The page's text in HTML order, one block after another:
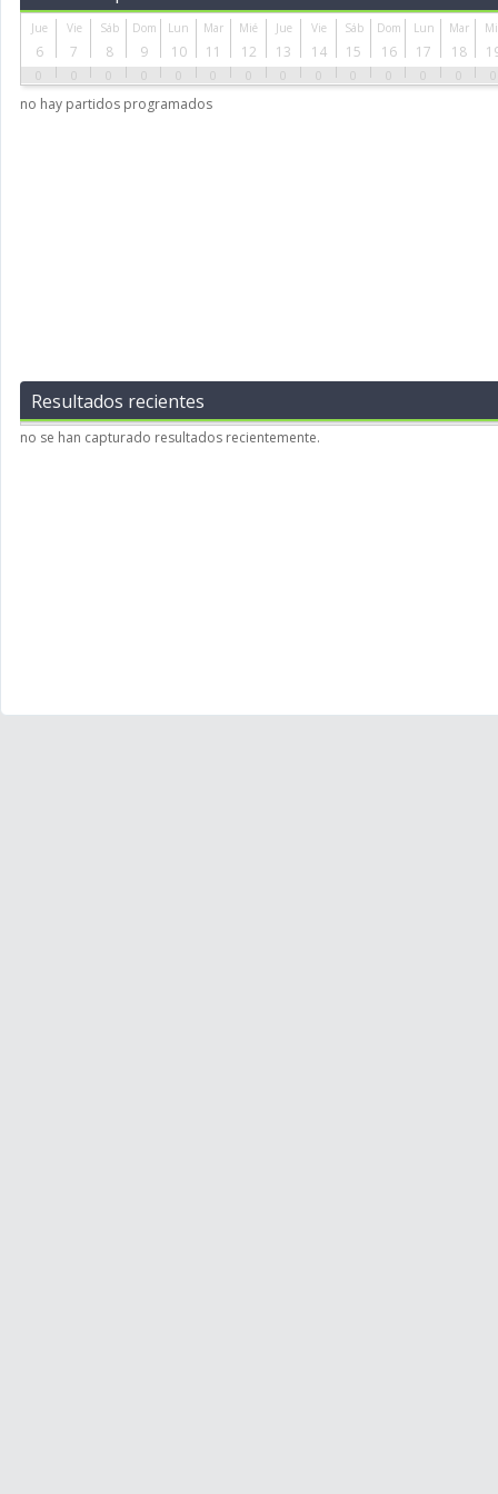
Jue
6
0
Vie
7
0
Sáb
8
0
Dom
9
0
Lun
10
0
Mar
11
0
Mié
12
0
Jue
13
0
Vie
14
0
Sáb
15
0
Dom
16
0
Lun
17
0
Mar
18
0 0
no hay partidos programados
Resultados recientes
no se han capturado resultados recientemente.